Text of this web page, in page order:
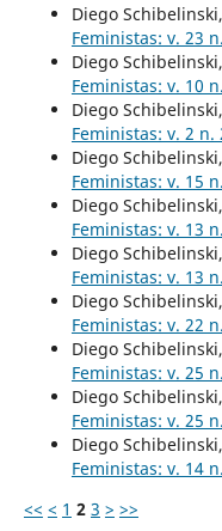
Diego Schibelinski,
Feministas: v. 23
Diego Schibelinski,
Feministas: v. 10
Diego Schibelinski,
Feministas: v. 2 n.
Diego Schibelinski,
Feministas: v. 15
Diego Schibelinski,
Feministas: v. 13
Diego Schibelinski,
Feministas: v. 13
Diego Schibelinski,
Feministas: v. 22
Diego Schibelinski,
Feministas: v. 25
Diego Schibelinski,
Feministas: v. 25
Diego Schibelinski,
Feministas: v. 14
<< < 1 2 3 > >>